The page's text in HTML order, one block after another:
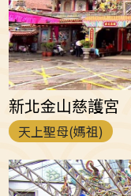
新北金山慈護宮
天上聖母(媽祖)